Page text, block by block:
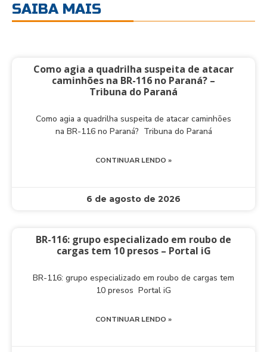
SAIBA MAIS
Como agia a quadrilha suspeita de atacar
caminhões na BR-116 no Paraná? –
Tribuna do Paraná
Como agia a quadrilha suspeita de atacar caminhões
na BR-116 no Paraná? Tribuna do Paraná
CONTINUAR LENDO »
6 de agosto de 2026
BR-116: grupo especializado em roubo de
cargas tem 10 presos – Portal iG
BR-116: grupo especializado em roubo de cargas tem
10 presos Portal iG
CONTINUAR LENDO »